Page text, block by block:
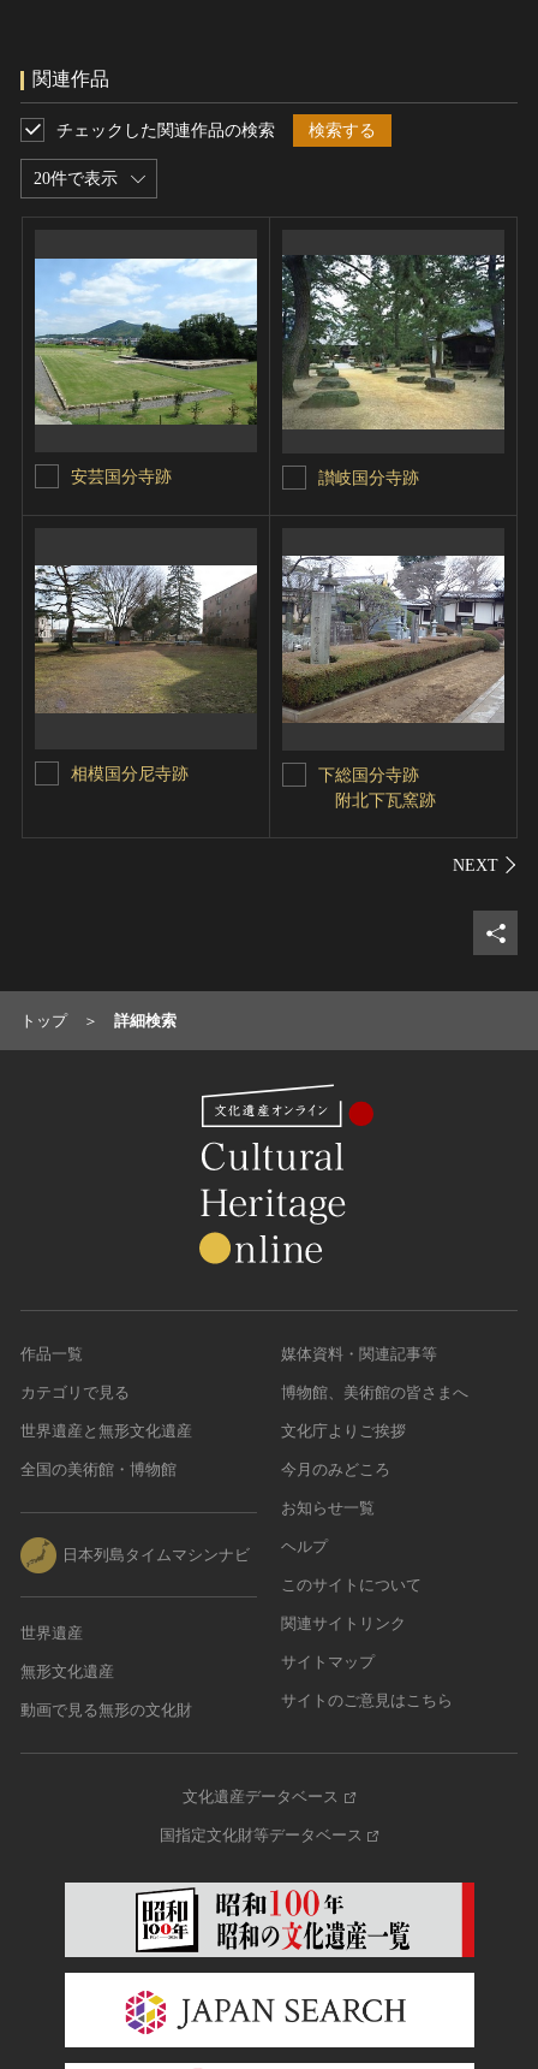
関連作品
20件で表示
チェックした関連作品の検索 検索する
安芸国分寺跡 讃岐国分寺跡
相模国分尼寺跡
下総国分寺跡
附北下瓦窯跡
シェ
トップ 詳細検索
作品一覧
カテゴリで見る
世界遺産と無形文化遺産
全国の美術館・博物館
日本列島タイムマシンナビ
世界遺産
無形文化遺産
動画で見る無形の文化財
媒体資料・関連記事等
博物館、美術館の皆さまへ
文化庁よりご挨拶
今月のみどころ
お知らせ一覧
ヘルプ
このサイトについて
関連サイトリンク
サイトマップ
サイトのご意見はこちら
文化遺産データベース
国指定文化財等データベース